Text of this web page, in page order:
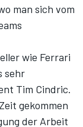
man sich vom
wie Ferrari
sehr
Tim Cindric.
gekommen
der Arbeit